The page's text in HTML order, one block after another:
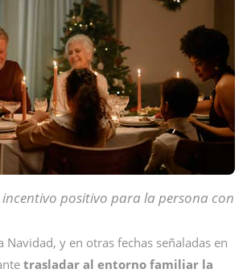
incentivo positivo para la persona con
Navidad, y en otras fechas señaladas en
trasladar al entorno familiar la